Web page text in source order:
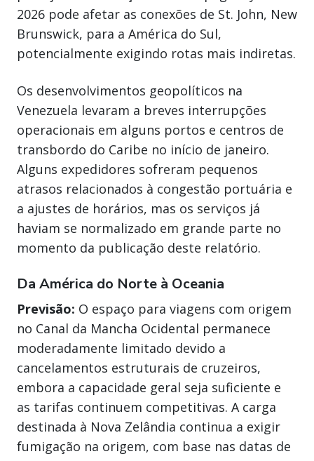
2026 pode afetar as conexões de St. John, New
Brunswick, para a América do Sul,
potencialmente exigindo rotas mais indiretas.
Os desenvolvimentos geopolíticos na
Venezuela levaram a breves interrupções
operacionais em alguns portos e centros de
transbordo do Caribe no início de janeiro.
Alguns expedidores sofreram pequenos
atrasos relacionados à congestão portuária e
a ajustes de horários, mas os serviços já
haviam se normalizado em grande parte no
momento da publicação deste relatório.
Da América do Norte à Oceania
Previsão: O espaço para viagens com origem
no Canal da Mancha Ocidental permanece
moderadamente limitado devido a
cancelamentos estruturais de cruzeiros,
embora a capacidade geral seja suficiente e
as tarifas continuem competitivas. A carga
destinada à Nova Zelândia continua a exigir
fumigação na origem, com base nas datas de